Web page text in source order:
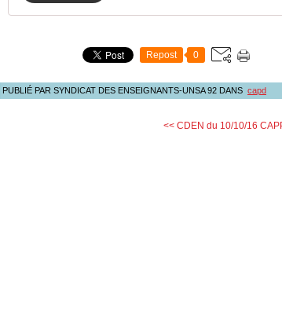
Repost 0
PUBLIÉ PAR SYNDICAT DES ENSEIGNANTS-UNSA 92 DANS capd
<< CDEN du 10/10/16